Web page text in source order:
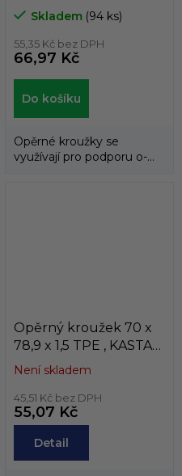
Skladem (94 ks)
55,35 Kč bez DPH
66,97 Kč
Do košíku
Opěrné kroužky se
využívají pro podporu o-
Opěrný kroužek 70 x
78,9 x 1,5 TPE , KASTAS
, K81-070/3
Není skladem
45,51 Kč bez DPH
55,07 Kč
Detail